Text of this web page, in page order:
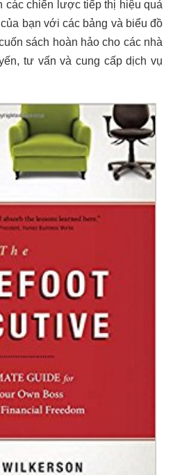
các chiến lược tiếp thị hiệu quả
bạn với các bảng và biểu đồ
sách hoàn hảo cho các nhà
tư vấn và cung cấp dịch vụ